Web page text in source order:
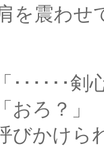
を震わせ
剣心
」
た声は